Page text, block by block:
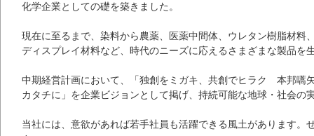
化学企業としての礎を築きました。
現在に至るまで、染料から農薬、医薬中間体、ウレタン樹脂材料
ディスプレイ材料など、時代のニーズに応えるさまざまな製品を
中期経営計画において、「独創をミガキ、共創でヒラク 本邦嚆
カタチに」を企業ビジョンとして掲げ、持続可能な地球・社会の
当社には、意欲があれば若手社員も活躍できる風土があります。